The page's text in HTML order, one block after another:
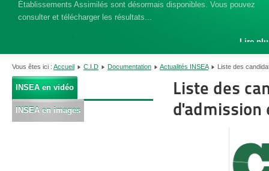
Établissements Assimilés sont désormais disponibles. Vous pouvez
consulter et télécharger les résultats...
Lire
Vous êtes ici : Accueil C.I.D Documentation Actualités INSEA Liste des
INSEA en vidéo
INSEA en images
Liste des
d'admission